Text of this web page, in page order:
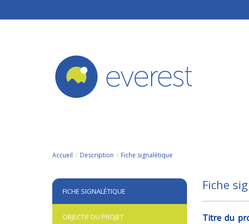
Accueil Description Fiche signalétique
FICHE SIGNALÉTIQUE
OBJECTIF DU PROJET
Fiche
Titre du